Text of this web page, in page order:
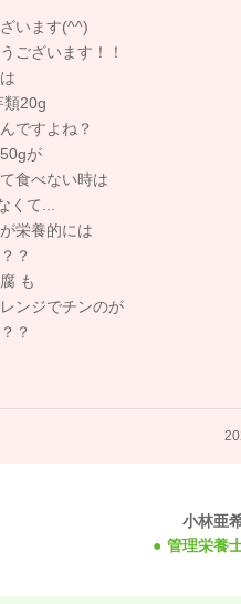
（納豆は豆腐の１／３～１／２量
卵1/3個
ます。こちらを踏まえて、順番
食べられる量で問題ありません
すよ。
も毎食出してあげることで、バラ
います(^^)
ございます！！
類20g
ですよね？
が
食べない時は
くて...
栄養的には
？
も
ンジでチンのが
？
小林亜
管理栄養